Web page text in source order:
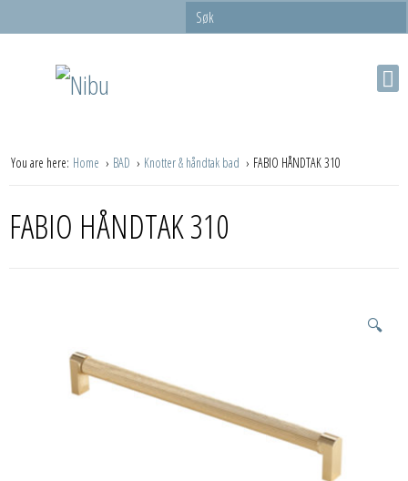
You are here: Home BAD Knotter & håndtak bad FABIO HÅNDTAK 310
FABIO HÅNDTAK 310
🔍